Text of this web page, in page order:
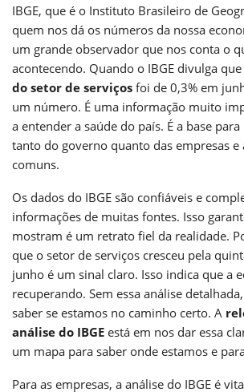
IBGE, que é o Instituto Brasileiro de
quem nos dá os números da nossa
um grande observador que nos conta o
acontecendo. Quando o IBGE divulga
do setor de serviços foi de 0,3% em
um número. É uma informação muito
a entender a saúde do país. É a base
tanto do governo quanto das empresas e
comuns.
Os dados do IBGE são confiáveis e
informações de muitas fontes. Isso
mostram é um retrato fiel da realidade.
que o setor de serviços cresceu pela
junho é um sinal claro. Isso indica que a
recuperando. Sem essa análise
saber se estamos no caminho certo. A
análise do IBGE está em nos dar essa
um mapa para saber onde estamos e
Para as empresas, a análise do IBGE é